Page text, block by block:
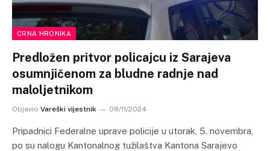
CRNA HRONIKA
Predložen pritvor policajcu iz Sarajeva
osumnjičenom za bludne radnje nad
maloljetnikom
Objavio Vareški vijestnik 08/11/2024
Pripadnici Federalne uprave policije u utorak, 5. novembra,
po su nalogu Kantonalnog tužilaštva Kantona Sarajevo